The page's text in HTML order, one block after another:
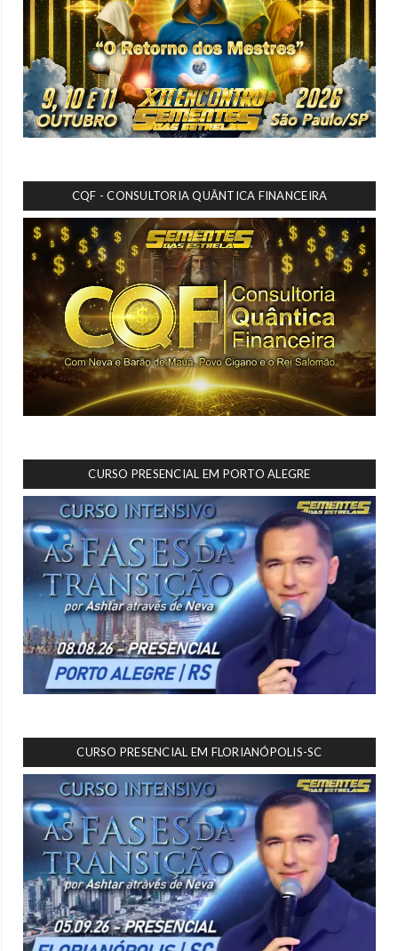
CQF - CONSULTORIA QUÂNTICA FINANCEIRA
CURSO PRESENCIAL EM PORTO ALEGRE
CURSO PRESENCIAL EM FLORIANÓPOLIS-SC